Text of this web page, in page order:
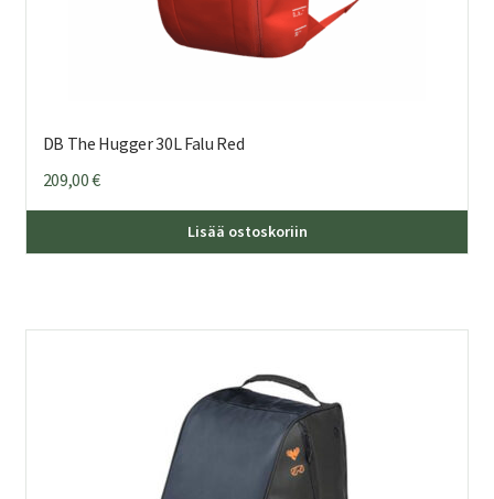
DB The Hugger 30L Falu Red
209,00€
Lisää ostoskoriin